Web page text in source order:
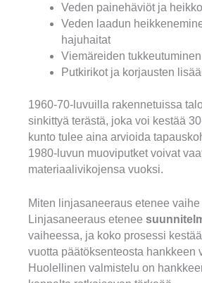
Veden painehäviöt ja
Veden laadun
hajuhaitat
Viemäreiden
Putkirikot ja korjausten
1960-70-luvuilla rakennetuissa
sinkittyä terästä, joka voi kestää
kunto tulee aina arvioida
1980-luvun muoviputket voivat
materiaalivikojensa vuoksi.
Miten linjasaneeraus etenee
Linjasaneeraus etenee
vaiheessa, ja koko prosessi
vuotta päätöksenteosta hankkeen
Huolellinen valmistelu on